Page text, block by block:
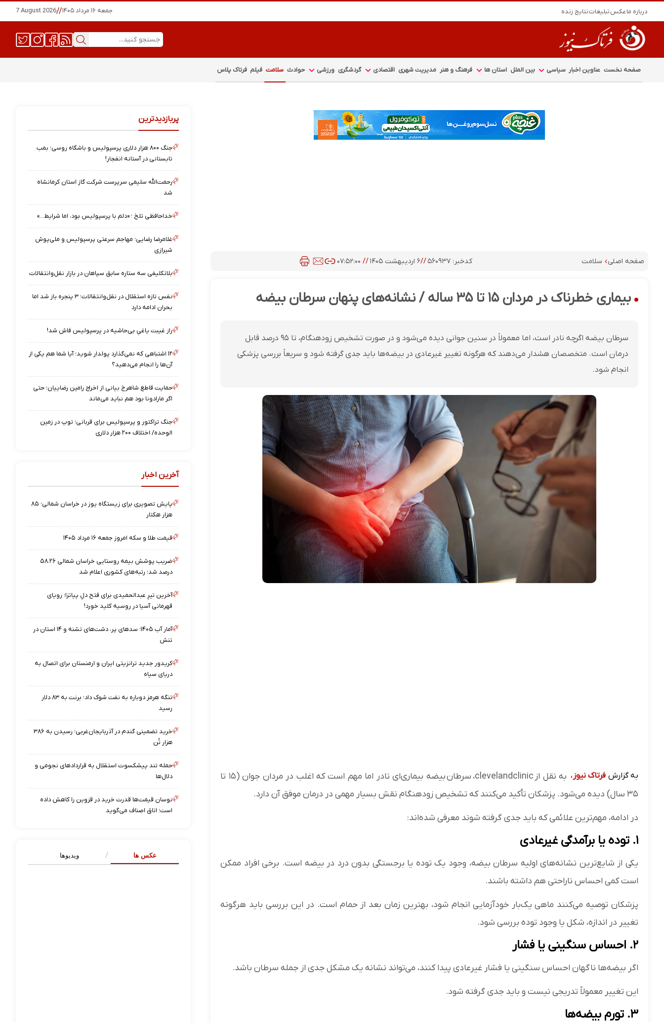
درباره ماعکستبلیغاتنتایج زنده جمعه ۱۶ مرداد ۱۴۰۵ //
7 August 2026
صفحه نخست عناوین اخبار سیاسی بین الملل استان ها فرهنگ و هنر مدیریت شهری اقتصادی گردشگری ورزشی حوادث سلامت فیلم فرتاک پلاس
صفحه اصلی سلامت کدخبر: ۵۶۰۹۳۷ //۶ اردیبهشت ۱۴۰۵ // ۰۷:۵۲:۰۰
بیماری خطرناک در مردان ۱۵ تا ۳۵ ساله / نشانه‌های پنهان سرطان بیضه
سرطان بیضه اگرچه نادر است، اما معمولاً در سنین جوانی دیده می‌شود و در صورت تشخیص زودهنگام، تا ۹۵ درصد قابل
درمان است. متخصصان هشدار می‌دهند که هرگونه تغییر غیرعادی در بیضه‌ها باید جدی گرفته شود و سریعاً بررسی پزشکی
انجام شود.
به گزارش فرتاک نیوز ،
به نقل از clevelandclinic، سرطان بیضه بیماری‌ای نادر اما مهم است که اغلب در مردان جوان (۱۵ تا
۳۵ سال) دیده می‌شود. پزشکان تأکید می‌کنند که تشخیص زودهنگام نقش بسیار مهمی در درمان موفق آن دارد.
در ادامه، مهم‌ترین علائمی که باید جدی گرفته شوند معرفی شده‌اند:
۱. توده یا برآمدگی غیرعادی
یکی از شایع‌ترین نشانه‌های اولیه سرطان بیضه، وجود یک توده یا برجستگی بدون درد در بیضه است. برخی افراد ممکن
است کمی احساس ناراحتی هم داشته باشند.
پزشکان توصیه می‌کنند ماهی یک‌بار خودآزمایی انجام شود، بهترین زمان بعد از حمام است. در این بررسی باید هرگونه
تغییر در اندازه، شکل یا وجود توده بررسی شود.
۲. احساس سنگینی یا فشار
اگر بیضه‌ها ناگهان احساس سنگینی یا فشار غیرعادی پیدا کنند، می‌تواند نشانه یک مشکل جدی از جمله سرطان باشد.
این تغییر معمولاً تدریجی نیست و باید جدی گرفته شود.
۳. تورم بیضه‌ها
پربازدیدترین
جنگ ۸۰۰ هزار دلاری پرسپولیس و باشگاه روسی؛ بمب
تابستانی در آستانه انفجار!
رحمت‌الله سلیمی سرپرست شرکت گاز استان کرمانشاه
شد
خداحافظی تلخ ؛ «دلم با پرسپولیس بود، اما شرایط…»
غلامرضا رضایی؛ مهاجم سرعتی پرسپولیس و ملی‌پوش
شیرازی
بلاتکلیفی سه ستاره سابق سپاهان در بازار نقل‌وانتقالات
نفس تازه استقلال در نقل‌وانتقالات؛ ۳ پنجره باز شد اما
بحران ادامه دارد
راز غیبت یاغیِ بی‌حاشیه در پرسپولیس فاش شد!
۱۲ اشتباهی که نمی‌گذارد پولدار شوید؛ آیا شما هم یکی از
آن‌ها را انجام می‌دهید؟
حمایت قاطع شاهرخ بیانی از اخراج رامین رضاییان؛ حتی
اگر مارادونا بود هم نباید می‌ماند
جنگ تراکتور و پرسپولیس برای قربانی؛ توپ در زمین
الوحده/ اختلاف ۲۰۰ هزار دلاری
آخرین اخبار
پایش تصویری برای زیستگاه یوز در خراسان شمالی؛ ۸۵
هزار هکتار
قیمت طلا و سکه امروز جمعه ۱۶ مرداد ۱۴۰۵
ضریب پوشش بیمه روستایی خراسان شمالی ۵۸.۲۶
درصد شد؛ رتبه‌های کشوری اعلام شد
آخرین تیرِ عبدالحمیدی برای فتح دلِ پیاتزا؛ رویای
قهرمانی آسیا در روسیه کلید خورد!
آمار آب ۱۴۰۵؛ سدهای پر، دشت‌های تشنه و ۱۴ استان در
تنش
کریدور جدید ترانزیتی ایران و ارمنستان برای اتصال به
دریای سیاه
تنگه هرمز دوباره به نفت شوک داد؛ برنت به ۸۳ دلار
رسید
خرید تضمینی گندم در آذربایجان‌غربی؛ رسیدن به ۳۸۶
هزار تُن
حمله تند پیشکسوت استقلال به قراردادهای نجومی و
دلال‌ها
نوسان قیمت‌ها قدرت خرید در قزوین را کاهش داده
است؛ اتاق اصناف می‌گوید
عکس ها ویدیوها